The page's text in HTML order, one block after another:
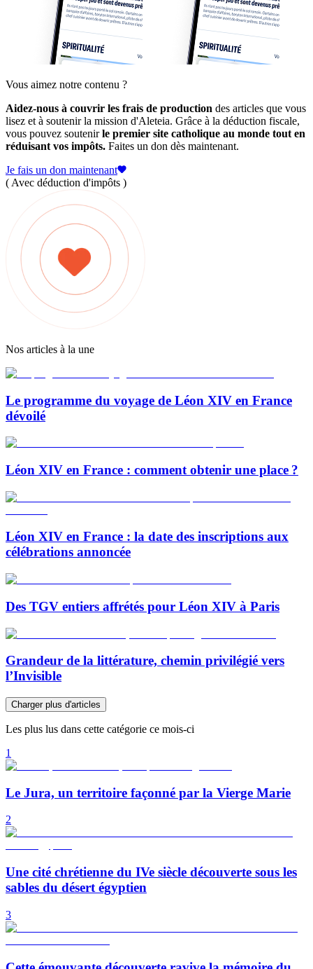
Vous aimez notre contenu ?
Aidez-nous à couvrir les frais de production des articles que vous
lisez et à soutenir la mission d'Aleteia. Grâce à la déduction fiscale,
vous pouvez soutenirle premier site catholique au monde tout en
réduisant vos impôts. Faites un don dès maintenant.
Je fais un don maintenant
( Avec déduction d'impôts )
Nos articles à la une
Le programme du voyage de Léon XIV en France
dévoilé
Léon XIV en France : comment obtenir une place ?
Léon XIV en France : la date des inscriptions aux
célébrations annoncée
Des TGV entiers affrétés pour Léon XIV à Paris
Grandeur de la littérature, chemin privilégié vers
l’Invisible
Charger plus d'articles
Les plus lus dans cette catégorie ce mois-ci
1
Le Jura, un territoire façonné par la Vierge Marie
2
Une cité chrétienne du IVe siècle découverte sous les
sables du désert égyptien
3